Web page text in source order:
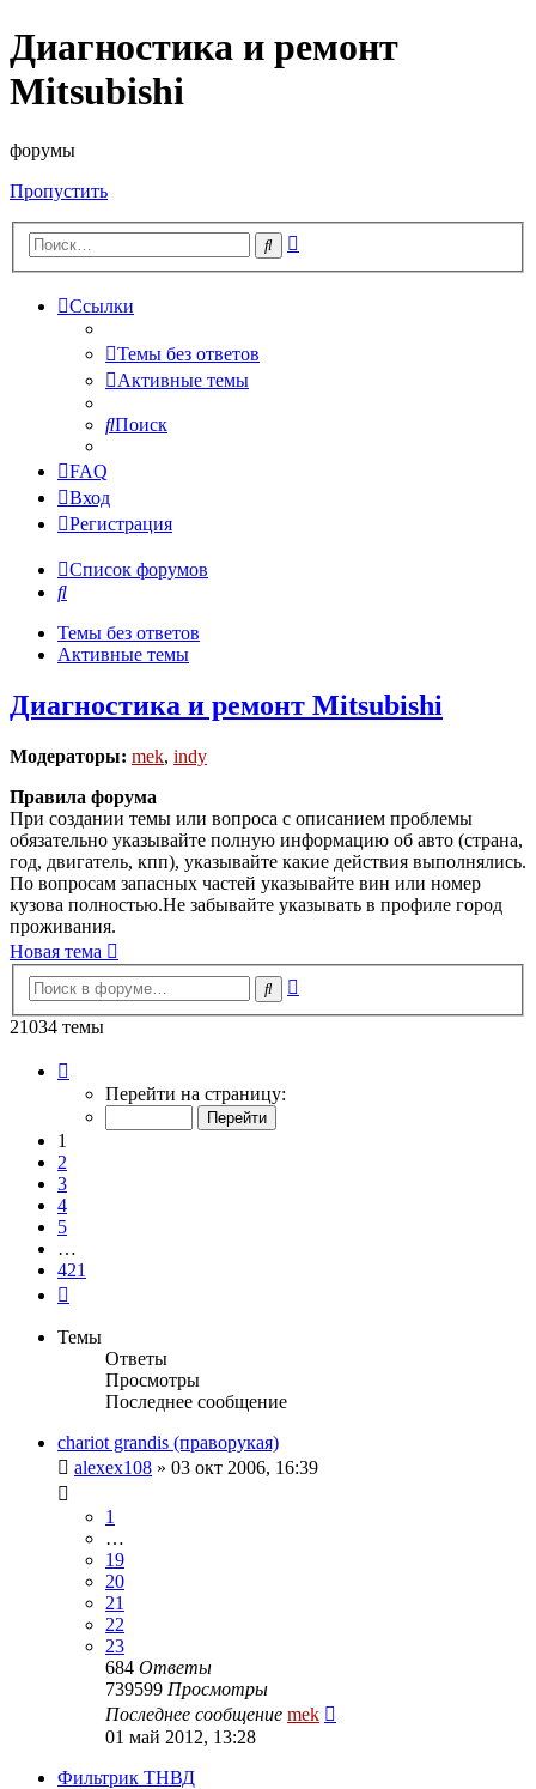
Диагностика и ремонт
Mitsubishi
форумы
Пропустить
Поиск
Ссылки
Темы без ответов
Активные темы
Поиск
FAQ
Вход
Регистрация
Список форумов
Поиск
Темы без ответов
Активные темы
Диагностика и ремонт Mitsubishi
Модераторы: mek, indy
Правила форума
При создании темы или вопроса с описанием проблемы
обязательно указывайте полную информацию об авто (страна,
год, двигатель, кпп), указывайте какие действия выполнялись.
По вопросам запасных частей указывайте вин или номер
кузова полностью.Не забывайте указывать в профиле город
проживания.
Новая тема
Поиск
21034 темы
Перейти на страницу:
1
2
3
4
5
…
421
Темы
Ответы
Просмотры
Последнее сообщение
chariot grandis (праворукая)
alexex108 » 03 окт 2006, 16:39
1
…
19
20
21
22
23
684 Ответы
739599 Просмотры
Последнее сообщение mek
01 май 2012, 13:28
Фильтрик ТНВД